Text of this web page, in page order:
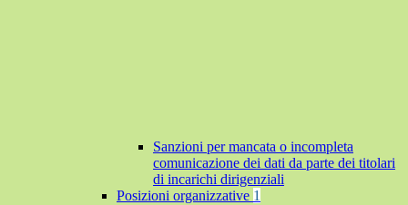
Sanzioni per mancata o incompleta
comunicazione dei dati da parte dei titolari
di incarichi dirigenziali
Posizioni organizzative 1